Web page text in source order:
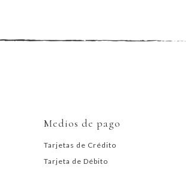
Medios de pago
Tarjetas de Crédito
Tarjeta de Débito